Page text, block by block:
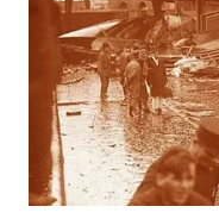
CO ID
WAHANANEWS
NET
WAHANA
SPORT